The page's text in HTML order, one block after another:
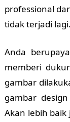
professional
tidak terjadi lagi.
Anda
memberi
gambar
gambar
Akan lebih